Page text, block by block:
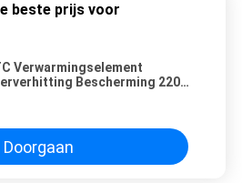
beste prijs voor
Verwarmingselement
Bescherming 220V
HVAC
3D
Hoogwaardige
Doorgaan